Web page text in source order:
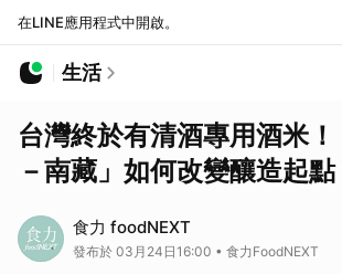
在LINE應用程式中開啟。
生活
台灣終於有清酒專用酒米
－南藏」如何改變釀造起點
食力 foodNEXT
發布於 03月24日16:00 • 食力FoodNEXT